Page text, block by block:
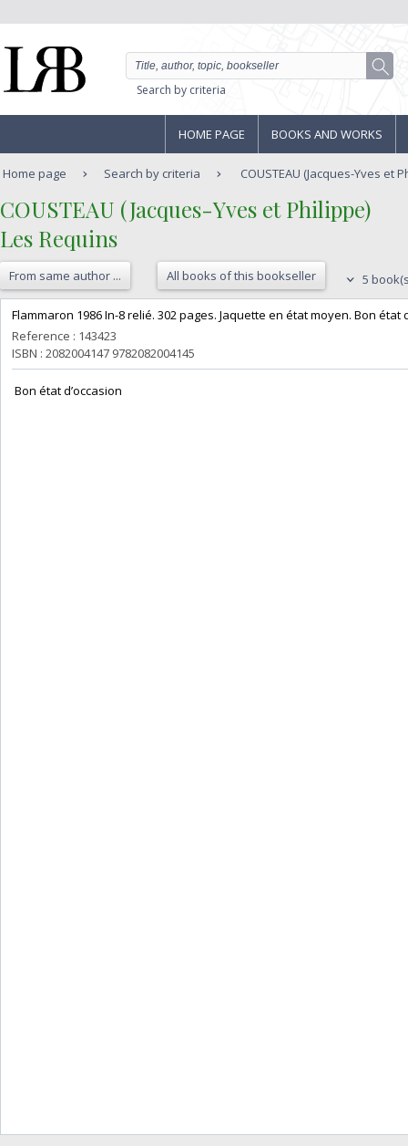
Search by criteria
HOME PAGE BOOKS AND WORKS
Home page Search by criteria COUSTEAU (Jacques-Yves et
‎COUSTEAU (Jacques-Yves et Philippe)‎
‎Les Requins‎
From same author ... All books of this bookseller 5
‎Flammaron 1986 In-8 relié. 302 pages. Jaquette en état moyen. Bon état
Reference : 143423
ISBN : 2082004147 9782082004145
‎ Bon état d’occasion ‎